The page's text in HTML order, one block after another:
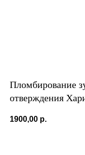
Пломбирование
отверждения
1900,00 р.